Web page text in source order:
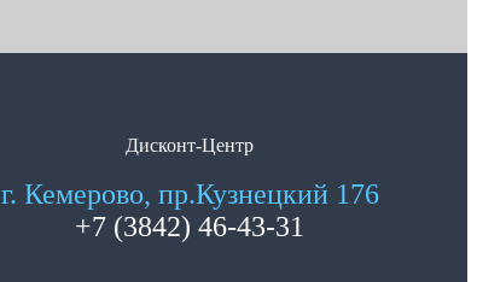
Дисконт-Центр
г. Кемерово, пр.Кузнецкий 176
+7 (3842) 46-43-31